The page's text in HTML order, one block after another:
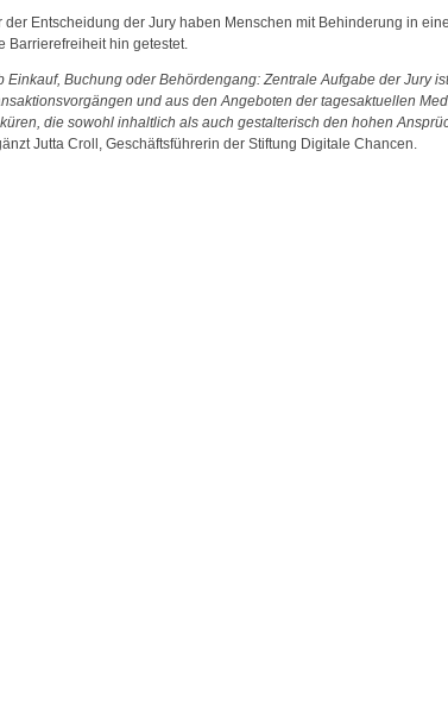
der Entscheidung der Jury haben Menschen mit Behinderung in
Barrierefreiheit hin getestet.
Einkauf, Buchung oder Behördengang: Zentrale Aufgabe der Jury
und aus den Angeboten der tagesaktuellen
die sowohl inhaltlich als auch gestalterisch den hohen
Jutta Croll, Geschäftsführerin der Stiftung Digitale Chancen.